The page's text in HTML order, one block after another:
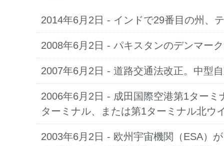
2014年6月2日 - インドで29番目の州、
2008年6月2日 - パキスタンのデンマー
2007年6月2日 - 道路交通法改正。中型
2006年6月2日 - 成田国際空港第1ターミ
ターミナル、または第1ターミナル北ウ
2003年6月2日 - 欧州宇宙機関（ESA）